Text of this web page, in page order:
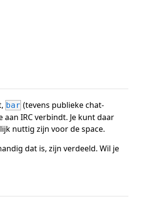
bar (tevens publieke chat-
IRC verbindt. Je kunt daar
nuttig zijn voor de space.
dat is, zijn verdeeld. Wil je